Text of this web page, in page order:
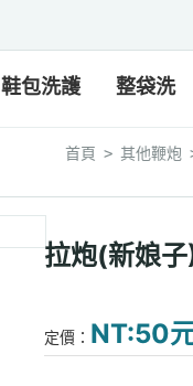
鞋包洗護 整袋洗
首頁 > 其他鞭炮
拉炮(新娘
定價： NT:50